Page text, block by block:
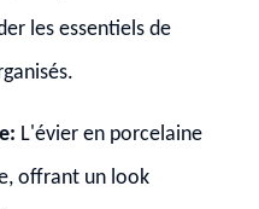
les essentiels de
L'évier en porcelaine
offrant un look